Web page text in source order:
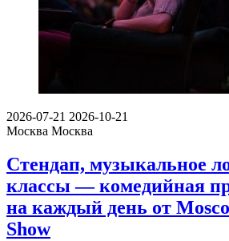
2026-07-21 2026-10-21
Москва Москва
Стендап, музыкальное
классы — комедийная
на каждый день от
Show